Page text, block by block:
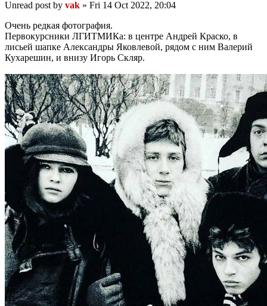
Unread post by vak » Fri 14 Oct 2022, 20:04
Очень редкая фотография.
Первокурсники ЛГИТМИКа: в центре Андрей Краско, в
лисьей шапке Александры Яковлевой, рядом с ним Валерий
Кухарешин, и внизу Игорь Скляр.